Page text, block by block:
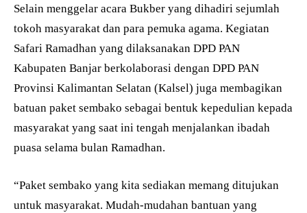
Selain menggelar acara Bukber yang dihadiri sejumlah
tokoh masyarakat dan para pemuka agama. Kegiatan
Safari Ramadhan yang dilaksanakan DPD PAN
Kabupaten Banjar berkolaborasi dengan DPD PAN
Provinsi Kalimantan Selatan (Kalsel) juga membagikan
batuan paket sembako sebagai bentuk kepedulian kepada
masyarakat yang saat ini tengah menjalankan ibadah
puasa selama bulan Ramadhan.
“Paket sembako yang kita sediakan memang ditujukan
untuk masyarakat. Mudah-mudahan bantuan yang